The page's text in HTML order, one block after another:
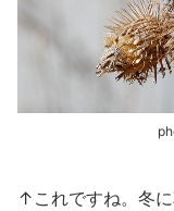
↑これですね。冬